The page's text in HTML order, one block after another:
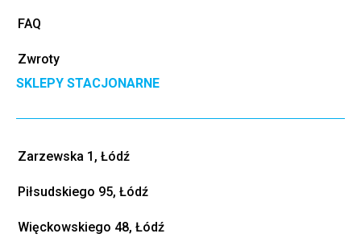
FAQ
Zwroty
SKLEPY STACJONARNE
Zarzewska 1, Łódź
Piłsudskiego 95, Łódź
Więckowskiego 48, Łódź